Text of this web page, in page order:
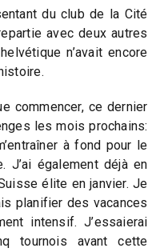
du club de la Cité
avec deux autres
n’avait encore
commencer, ce dernier
les mois prochains:
à fond pour le
J’ai également déjà en
élite en janvier. Je
planifier des vacances
intensif. J’essaierai
tournois avant cette